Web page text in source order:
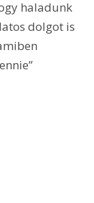
haladunk
dolgot is